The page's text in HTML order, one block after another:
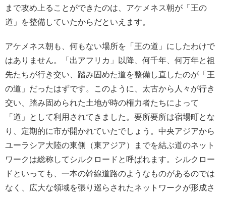
まで攻め上ることができたのは、アケメネス朝が「王の
道」を整備していたからだといえます。
アケメネス朝も、何もない場所を「王の道」にしたわけで
はありません。「出アフリカ」以降、何千年、何万年と祖
先たちが行き交い、踏み固めた道を整備し直したのが「王
の道」だったはずです。このように、太古から人々が行き
交い、踏み固められた土地が時の権力者たちによって
「道」として利用されてきました。要所要所は宿場町とな
り、定期的に市が開かれていたでしょう。中央アジアから
ユーラシア大陸の東側（東アジア）までを結ぶ道のネット
ワークは総称してシルクロードと呼ばれます。シルクロー
ドといっても、一本の幹線道路のようなものがあるのでは
なく、広大な領域を張り巡らされたネットワークが形成さ